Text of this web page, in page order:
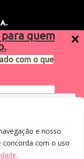
quem
com o que
com a
melhor
site e
e nosso
concorda com o uso